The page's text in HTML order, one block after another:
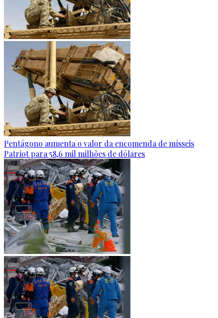
Pentágono aumenta o valor da encomenda de mísseis
Patriot para 58,6 mil milhões de dólares